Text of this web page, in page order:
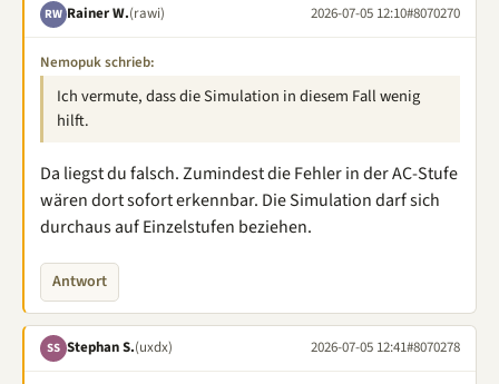
RW Rainer W.(rawi) 2026-07-05 12:10#8070270
Nemopuk schrieb:
Ich vermute, dass die Simulation in diesem Fall wenig
hilft.
Da liegst du falsch. Zumindest die Fehler in der AC-Stufe
wären dort sofort erkennbar. Die Simulation darf sich
durchaus auf Einzelstufen beziehen.
Antwort
SS Stephan S.(uxdx) 2026-07-05 12:41#8070278